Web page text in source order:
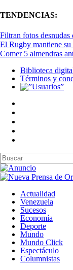
TENDENCIAS:
Filtran fotos
El Rugby mantiene su
Comer 5 almendras
Biblioteca
Términos y
Actualidad
Venezuela
Sucesos
Economía
Deporte
Mundo
Mundo Click
Espectáculo
Columnistas